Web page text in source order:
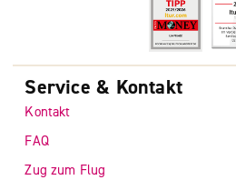
Service & Kontakt
Kontakt
FAQ
Zug zum Flug